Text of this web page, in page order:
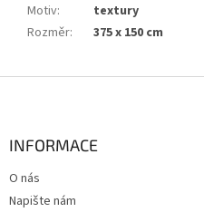
Motiv:
textury
Rozměr: 375 x 150 cm
INFORMACE
O nás
Napište nám